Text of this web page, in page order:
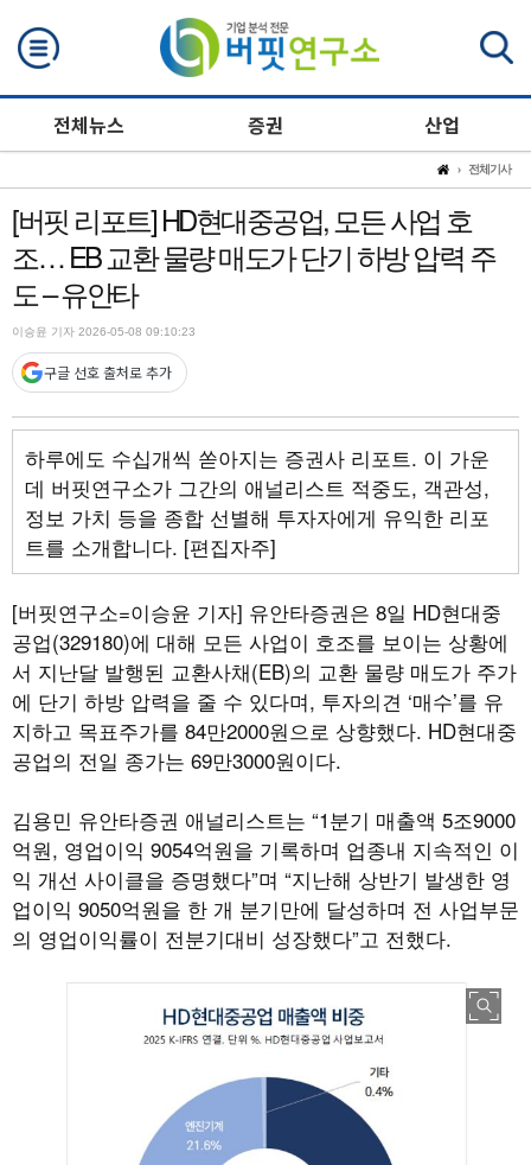
전체뉴스 증권 산업
전체기사
[버핏 리포트] HD현대중공업, 모든 사업 호
조… EB 교환 물량 매도가 단기 하방 압력 주
도 – 유안타
이승윤 기자 2026-05-08 09:10:23
구글 선호 출처로 추가
하루에도 수십개씩 쏟아지는 증권사 리포트. 이 가운
데 버핏연구소가 그간의 애널리스트 적중도, 객관성,
정보 가치 등을 종합 선별해 투자자에게 유익한 리포
트를 소개합니다. [편집자주]
[버핏연구소=이승윤 기자] 유안타증권은 8일 HD현대중
공업(329180)에 대해 모든 사업이 호조를 보이는 상황에
서 지난달 발행된 교환사채(EB)의 교환 물량 매도가 주가
에 단기 하방 압력을 줄 수 있다며, 투자의견 ‘매수’를 유
지하고 목표주가를 84만2000원으로 상향했다. HD현대중
공업의 전일 종가는 69만3000원이다.
김용민 유안타증권 애널리스트는 “1분기 매출액 5조9000
억원, 영업이익 9054억원을 기록하며 업종내 지속적인 이
익 개선 사이클을 증명했다”며 “지난해 상반기 발생한 영
업이익 9050억원을 한 개 분기만에 달성하며 전 사업부문
의 영업이익률이 전분기대비 성장했다”고 전했다.
검색